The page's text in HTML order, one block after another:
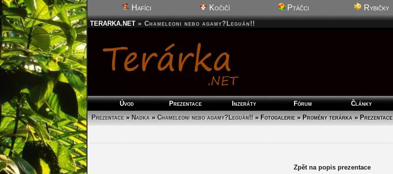
Hafíci Kočičí Ptáčci Rybičky
TERARKA.NET » Chameleoni nebo agamy?Leguán!!
Úvod Prezentace Inzeráty Fórum Články
Prezentace»Nadka»Chameleoni nebo agamy?Leguán!!»Fotogalerie » Proměny terárka » Prezentace
Zpět na popis prezentace